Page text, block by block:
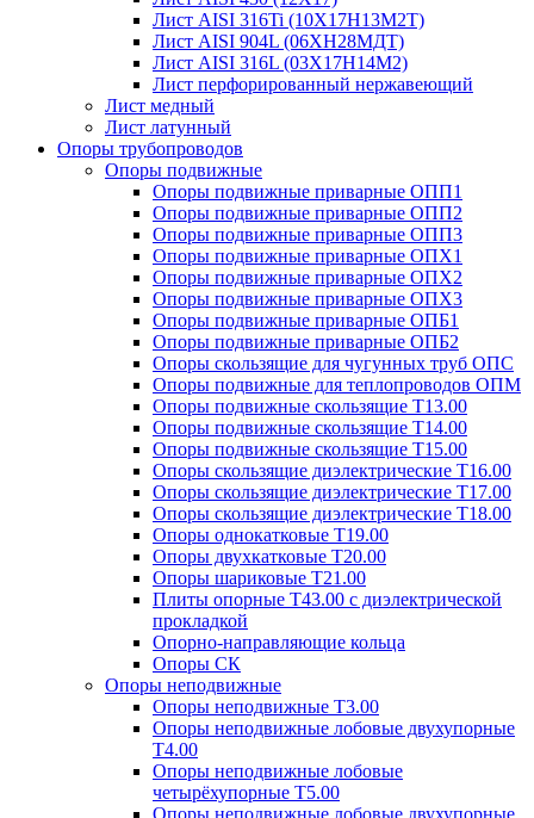
Лист AISI 316Ti (10Х17Н13М2Т)
Лист AISI 904L (06ХН28МДТ)
Лист AISI 316L (03Х17Н14М2)
Лист перфорированный нержавеющий
Лист медный
Лист латунный
Опоры трубопроводов
Опоры подвижные
Опоры подвижные приварные ОПП1
Опоры подвижные приварные ОПП2
Опоры подвижные приварные ОПП3
Опоры подвижные приварные ОПХ1
Опоры подвижные приварные ОПХ2
Опоры подвижные приварные ОПХ3
Опоры подвижные приварные ОПБ1
Опоры подвижные приварные ОПБ2
Опоры скользящие для чугунных труб ОПС
Опоры подвижные для теплопроводов ОПМ
Опоры подвижные скользящие Т13.00
Опоры подвижные скользящие Т14.00
Опоры подвижные скользящие Т15.00
Опоры скользящие диэлектрические Т16.00
Опоры скользящие диэлектрические Т17.00
Опоры скользящие диэлектрические Т18.00
Опоры однокатковые Т19.00
Опоры двухкатковые Т20.00
Опоры шариковые Т21.00
Плиты опорные Т43.00 с диэлектрической
прокладкой
Опорно-направляющие кольца
Опоры СК
Опоры неподвижные
Опоры неподвижные Т3.00
Опоры неподвижные лобовые двухупорные
Т4.00
Опоры неподвижные лобовые
четырёхупорные Т5.00
Опоры неподвижные лобовые двухупорные